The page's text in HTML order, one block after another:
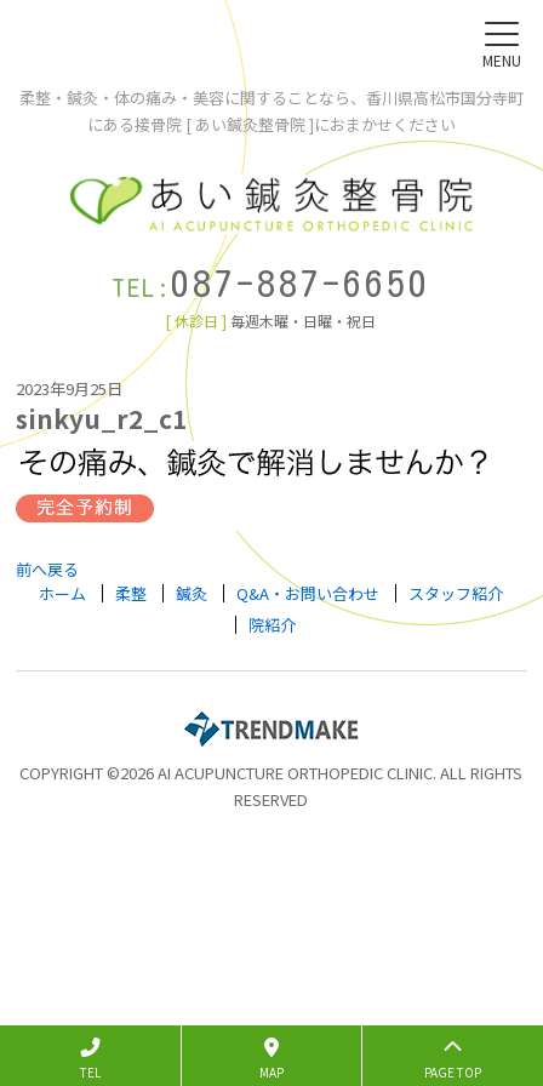
柔整・鍼灸・体の痛み・美容に関することなら、香川県高松市国分寺町
にある接骨院 [ あい鍼灸整骨院 ]におまかせください
TEL: 087-887-6650
[ 休診日 ] 毎週木曜・日曜・祝日
MENU
2023年9月25日
sinkyu_r2_c1
前へ戻る
ホーム
柔整 鍼灸 Q&A・お問い合わせ
スタッフ紹介
院紹介
COPYRIGHT ©2026 AI ACUPUNCTURE ORTHOPEDIC CLINIC. ALL RIGHTS
RESERVED
TEL MAP PAGE TOP